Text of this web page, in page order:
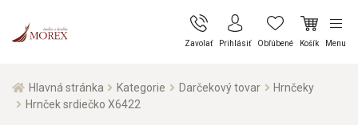
Zavolať Prihlásiť Obľúbené Košík Menu
Hlavná stránka Kategorie Darčekový tovar
Hrnčeky
Hrnček srdiečko X6422